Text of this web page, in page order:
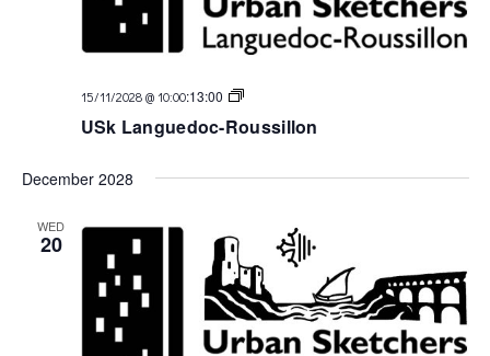
15/11/2028 @ 10:00:13:00
USk
USk Languedoc-Roussillon
December 2028
WED
20